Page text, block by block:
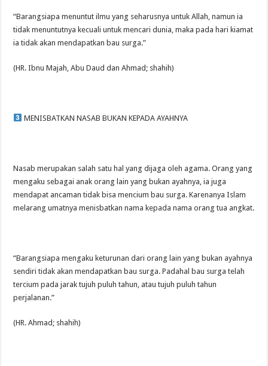
“Barangsiapa menuntut ilmu yang seharusnya untuk Allah, namun ia
tidak menuntutnya kecuali untuk mencari dunia, maka pada hari kiamat
ia tidak akan mendapatkan bau surga.”
(HR. Ibnu Majah, Abu Daud dan Ahmad; shahih)
MENISBATKAN NASAB BUKAN KEPADA AYAHNYA
Nasab merupakan salah satu hal yang dijaga oleh agama. Orang yang
mengaku sebagai anak orang lain yang bukan ayahnya, ia juga
mendapat ancaman tidak bisa mencium bau surga. Karenanya Islam
melarang umatnya menisbatkan nama kepada nama orang tua angkat.
“Barangsiapa mengaku keturunan dari orang lain yang bukan ayahnya
sendiri tidak akan mendapatkan bau surga. Padahal bau surga telah
tercium pada jarak tujuh puluh tahun, atau tujuh puluh tahun
perjalanan.”
(HR. Ahmad; shahih)